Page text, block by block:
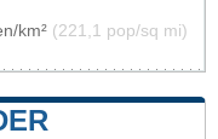
km² (221,1 pop/sq mi)